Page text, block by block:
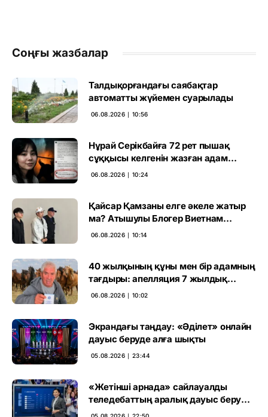
Соңғы жазбалар
Талдықорғандағы саябақтар
автоматты жүйемен суарылады
06.08.2026 ∣ 10:56
Нұрай Серікбайға 72 рет пышақ
сұққысы келгенін жазған адам
ұсталды
06.08.2026 ∣ 10:24
Қайсар Қамзаны елге әкеле жатыр
ма? Атышулы Блогер Виетнам
әуежайында көзге түсті
06.08.2026 ∣ 10:14
40 жылқының құны мен бір адамның
тағдыры: апелляция 7 жылдық
үкімді бұзды
06.08.2026 ∣ 10:02
Экрандағы таңдау: «Әділет» онлайн
дауыс беруде алға шықты
05.08.2026 ∣ 23:44
«Жетінші арнада» сайлауалды
теледебаттың аралық дауыс беру
нәтижесі жарияланды